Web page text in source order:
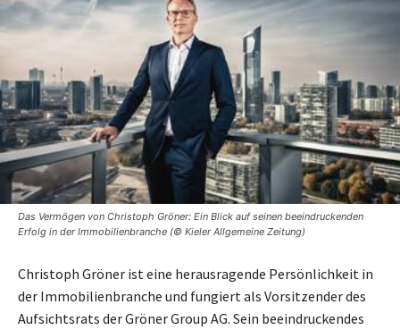
Das Vermögen von Christoph Gröner: Ein Blick auf seinen beeindruckenden
Erfolg in der Immobilienbranche (© Kieler Allgemeine Zeitung)
Christoph Gröner ist eine herausragende Persönlichkeit in
der Immobilienbranche und fungiert als Vorsitzender des
Aufsichtsrats der Gröner Group AG. Sein beeindruckendes